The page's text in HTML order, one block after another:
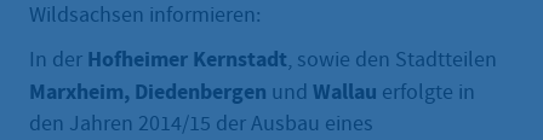
Wildsachsen informieren:
In der Hofheimer Kernstadt, sowie den Stadtteilen
Marxheim, Diedenbergen und Wallau erfolgte in
den Jahren 2014/15 der Ausbau eines